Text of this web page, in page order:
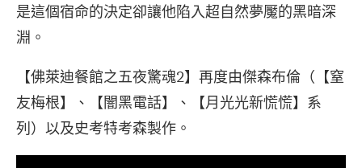
是這個宿命的決定卻讓他陷入超自然夢魘的黑暗深
淵。
【佛萊迪餐館之五夜驚魂2】再度由傑森布倫（【窒
友梅根】、【闇黑電話】、【月光光新慌慌】系
列）以及史考特考森製作。